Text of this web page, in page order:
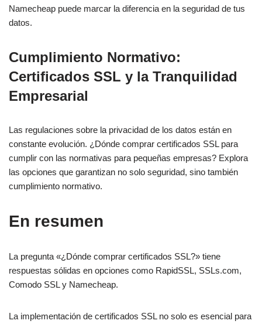
Namecheap puede marcar la diferencia en la seguridad de tus
datos.
Cumplimiento Normativo:
Certificados SSL y la Tranquilidad
Empresarial
Las regulaciones sobre la privacidad de los datos están en
constante evolución. ¿Dónde comprar certificados SSL para
cumplir con las normativas para pequeñas empresas? Explora
las opciones que garantizan no solo seguridad, sino también
cumplimiento normativo.
En resumen
La pregunta «¿Dónde comprar certificados SSL?» tiene
respuestas sólidas en opciones como RapidSSL, SSLs.com,
Comodo SSL y Namecheap.
La implementación de certificados SSL no solo es esencial para